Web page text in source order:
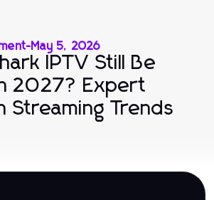
-May 5, 2026
IPTV Still Be
2027? Expert
Streaming Trends